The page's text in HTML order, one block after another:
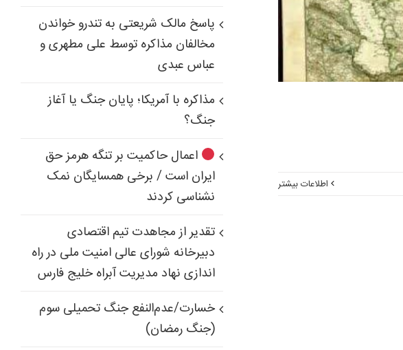
اطلاعات بیشتر
پاسخ مالک شریعتی به تندرو خواندن
مخالفان مذاکره توسط علی مطهری و
عباس عبدی
مذاکره با آمریکا؛ پایان جنگ یا آغاز
جنگ؟
اعمال حاکمیت بر تنگه هرمز حق
ایران است / برخی همسایگان نمک
نشناسی کردند
تقدیر از مجاهدت تیم اقتصادی
دبیرخانه شورای عالی امنیت ملی در راه
اندازی نهاد مدیریت آبراه خلیج فارس
خسارت/عدم‌النفع جنگ تحمیلی سوم
(جنگ رمضان)